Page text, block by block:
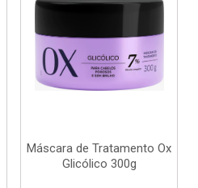
Máscara de Tratamento Ox
Glicólico 300g